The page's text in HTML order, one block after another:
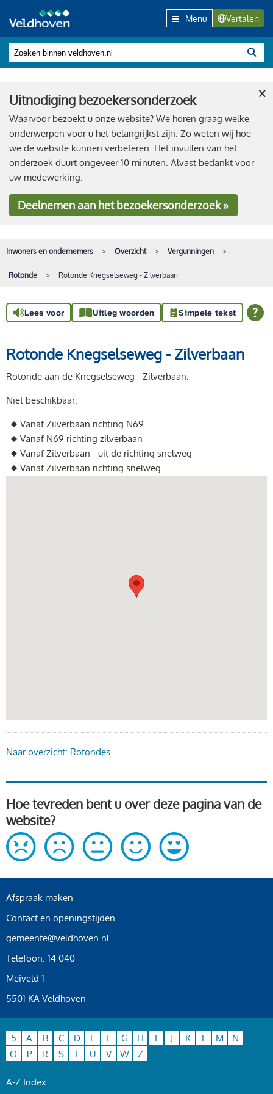
Menu Vertalen
Uitnodiging bezoekersonderzoek
Waarvoor bezoekt u onze website? We horen graag welke
onderwerpen voor u het belangrijkst zijn. Zo weten wij hoe
we de website kunnen verbeteren. Het invullen van het
onderzoek duurt ongeveer 10 minuten. Alvast bedankt voor
uw medewerking.
Deelnemenaan het bezoekersonderzoek »
×
Inwoners en ondernemers Overzicht Vergunningen
Rotonde Rotonde Knegselseweg - Zilverbaan
Lees voor Uitleg woorden Simpele tekst
Rotonde Knegselseweg - Zilverbaan
Rotonde aan de Knegselseweg - Zilverbaan:
Niet beschikbaar:
Vanaf Zilverbaan richting N69
Vanaf N69 richting zilverbaan
Vanaf Zilverbaan - uit de richting snelweg
Vanaf Zilverbaan richting snelweg
Naar overzicht: Rotondes
Hoe tevreden bent u over deze pagina van de
website?
Afspraak maken
Contact en openingstijden
gemeente@veldhoven.nl
Telefoon: 14 040
Meiveld 1
5501 KA Veldhoven
5 A B C D E F G H I J K L M
N
O
P R S T U V W Z
A-Z Index